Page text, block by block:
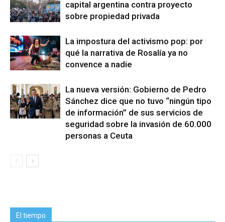
capital argentina contra proyecto
sobre propiedad privada
La impostura del activismo pop: por
qué la narrativa de Rosalía ya no
convence a nadie
La nueva versión: Gobierno de Pedro
Sánchez dice que no tuvo “ningún tipo
de información” de sus servicios de
seguridad sobre la invasión de 60.000
personas a Ceuta
El tiempo